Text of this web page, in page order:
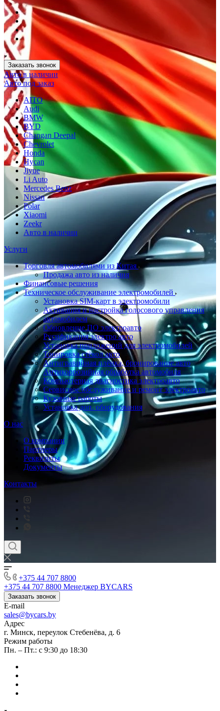
Заказать звонок
Авто в наличии
Авто под заказ
AITO
Audi
BMW
BYD
Changan Deepal
Chevrolet
Honda
Hycan
Jiyue
Li Auto
Mercedes Benz
Nissan
Polar
Xiaomi
Zeekr
Авто в наличии
Услуги
Торговля автомобилями из Китая
Продажа авто из наличия
Финансовые решения
Техническое обслуживание электромобилей
Установка SIM-карт в электромобили
Активация и настройка голосового управления
автомобилем
Обновление ПО электроавто
Русификация электро авто
Установка приложений для электромобилей
Тонировка стёкол авто
Антигравийная плёнка, бронирование авто
Антикоррозийная обработка автомобиля
Компьютерная диагностика электроавто
Сервисное обслуживание и ремонт электроавто
Кузовные работы
Установка доп. оборудования
О нас
О компании
Партнеры
Реквизиты
Документы
Контакты
+375 44 707 8800
+375 44 707 8800 Менеджер BYCARS
Заказать звонок
E-mail
sales@bycars.by
Адрес
г. Минск, переулок Стебенёва, д. 6
Режим работы
Пн. – Пт.: с 9:30 до 18:30